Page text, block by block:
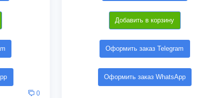
0
Добавить в корзину
Оформить заказ Telegram
Оформить заказ WhatsApp